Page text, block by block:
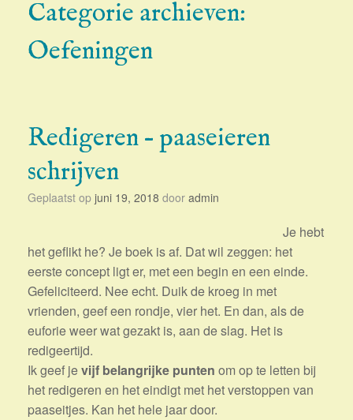
Categorie archieven:
Oefeningen
Redigeren – paaseieren
schrijven
Geplaatst op juni 19, 2018 door admin
Je hebt
het geflikt he? Je boek is af. Dat wil zeggen: het
eerste concept ligt er, met een begin en een einde.
Gefeliciteerd. Nee echt. Duik de kroeg in met
vrienden, geef een rondje, vier het. En dan, als de
euforie weer wat gezakt is, aan de slag. Het is
redigeertijd.
Ik geef jevijf belangrijke punten om op te letten bij
het redigeren en het eindigt met het verstoppen van
paaseitjes. Kan het hele jaar door.